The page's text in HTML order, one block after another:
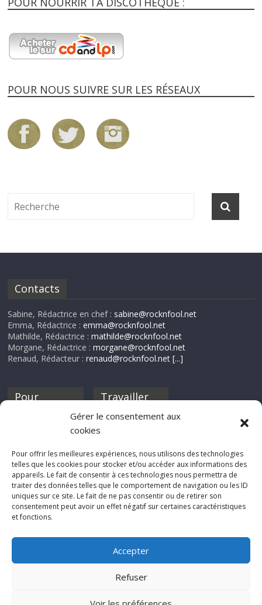
Gérer le consentement aux
cookies
Pour offrir les meilleures expériences, nous utilisons des technologies
telles que les cookies pour stocker et/ou accéder aux informations des
appareils. Le fait de consentir à ces technologies nous permettra de
traiter des données telles que le comportement de navigation ou les ID
uniques sur ce site. Le fait de ne pas consentir ou de retirer son
consentement peut avoir un effet négatif sur certaines caractéristiques
et fonctions.
Accepter
Refuser
POUR NOUS SUIVRE SUR LES RÉSEAUX
Contacts
Sabine, Rédactrice en chef : sabine@rocknfool.net
Emma, Rédactrice :emma@rocknfool.net
Mathilde, Rédactrice :mathilde@rocknfool.net
Morgane, Rédactrice :morgane@rocknfool.net
Renaud, Rédacteur :renaud@rocknfool.net [...]
Pour
discothèque
Travailler
Si tu souhaites
Rocknfool, n'hésite
pas à nous envoyer
tes chroniques de
concerts, de films,
séries ou des billets
d'humeur :
net